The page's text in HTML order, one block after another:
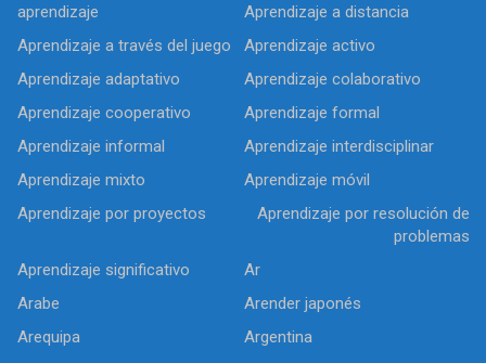
aprendizaje
Aprendizaje a distancia
Aprendizaje a través del juego
Aprendizaje activo
Aprendizaje adaptativo
Aprendizaje colaborativo
Aprendizaje cooperativo
Aprendizaje formal
Aprendizaje informal
Aprendizaje interdisciplinar
Aprendizaje mixto
Aprendizaje móvil
Aprendizaje por proyectos
Aprendizaje por resolución de
problemas
Aprendizaje significativo
Ar
Arabe
Arender japonés
Arequipa
Argentina